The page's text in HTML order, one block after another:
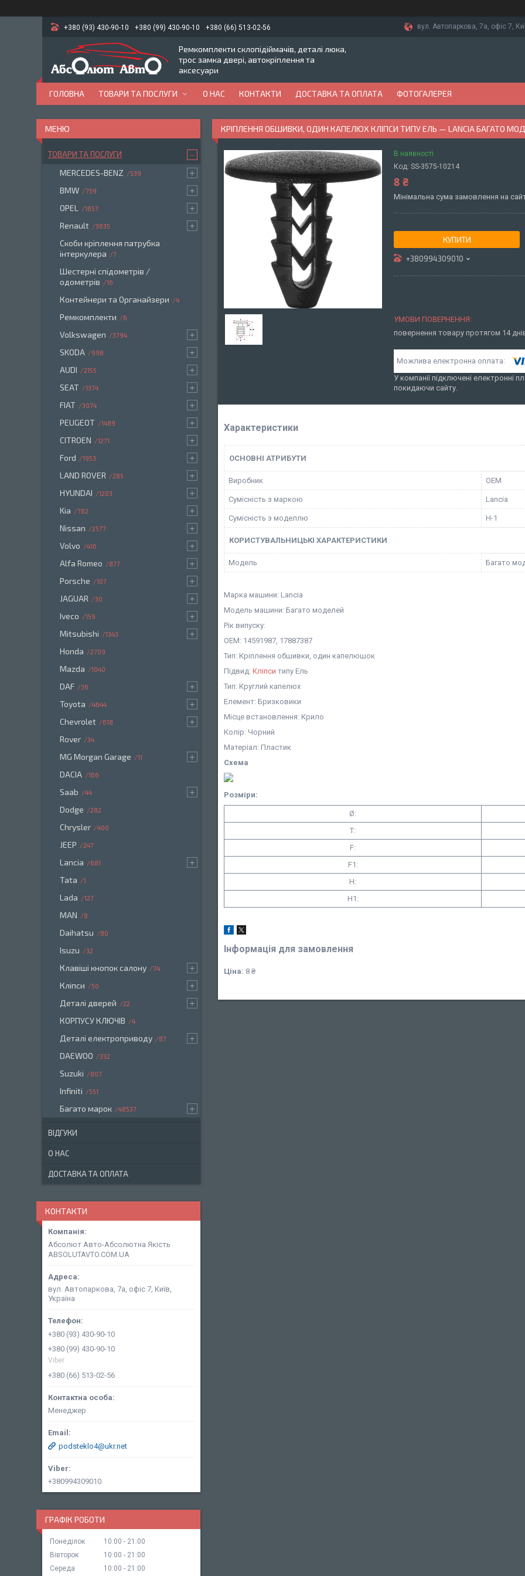
+380 (93) 430-90-10 +380 (99) 430-90-10 +380 (66) 513-02-56 вул. Автопаркова, 7а, офіс 7,
Ремкомплекти склопідіймачів, деталі люка,
трос замка двері, автокріплення та
аксесуари
ГОЛОВНА ТОВАРИ ТА ПОСЛУГИ О НАС КОНТАКТИ ДОСТАВКА ТА ОПЛАТА ФОТОГАЛЕРЕЯ
КРІПЛЕННЯ ОБШИВКИ, ОДИН КАПЕЛЮХ КЛІПСИ ТИПУ ЕЛЬ — LANCIA БАГАТО
В наявності
Код: SS-3575-10214
8 ₴
Мінімальна сума замовлення на
КУПИТИ
+380994309010
повернення товару протягом 14
У компанії підключені електронні
покидаючи сайту.
Характеристики
ОСНОВНІ АТРИБУТИ
Виробник OEM
Сумісність з маркою Lancia
Сумісність з моделлю H-1
КОРИСТУВАЛЬНИЦЬКІ ХАРАКТЕРИСТИКИ
Мoдель Багато
Марка машини: Lancia
Модель машини: Багато моделей
Рік випуску:
OEM: 14591987, 17887387
Тип: Кріплення обшивки, один капелюшок
Підвид: Кліпси типу Ель
Тип: Круглий капелюх
Елемент: Бризковики
Місце встановлення: Крило
Колір: Чорний
Матеріал: Пластик
Схема
Розміри:
Ø:
T:
F:
F1:
H:
H1:
Інформація для замовлення
Ціна: 8 ₴
ТОВАРИ ТА ПОСЛУГИ
MERCEDES-BENZ 539
BMW 759
OPEL 1657
Renault 3635
Скоби кріплення патрубка
інтеркулера
7
Шестерні спідометрів /
одометрів
16
Контейнери та Органайзери 4
Ремкомплекти 6
Volkswagen 3794
SKODA 998
AUDI 2155
SEAT 1374
FIAT 3074
PEUGEOT 1489
CITROEN 1271
Ford 1953
LAND ROVER 285
HYUNDAI 1203
Kia 782
Nissan 2577
Volvo 416
Alfa Romeo 877
Porsche 107
JAGUAR 30
Iveco 159
Mitsubishi 1343
Honda 2709
Mazda 1040
DAF 36
Toyota 4644
Chevrolet 618
Rover 34
MG Morgan Garage 11
DACIA 166
Saab 44
Dodge 282
Chrysler 400
JEEP 247
Lancia 681
Tata 1
Lada 127
MAN 8
Daihatsu 80
Isuzu 32
Клавіші кнопок салону 74
Кліпси 50
Деталі дверей 22
КОРПУСУ КЛЮЧІВ 4
Деталі електроприводу 87
DAEWOO 332
Suzuki 807
Infiniti 551
Багато марок 48537
ВІДГУКИ
О НАС
ДОСТАВКА ТА ОПЛАТА
КОНТАКТИ
Абсолют Авто-Абсолютна Якість
ABSOLUTAVTO.COM.UA
вул. Автопаркова, 7а, офіс 7, Київ,
Україна
+380 (93) 430-90-10
+380 (99) 430-90-10
Viber
+380 (66) 513-02-56
Менеджер
podsteklo4@ukr.net
+380994309010
ГРАФІК РОБОТИ
Понеділок 10:00
21:00
Вівторок
10:00
21:00
Середа
10:00 21:00